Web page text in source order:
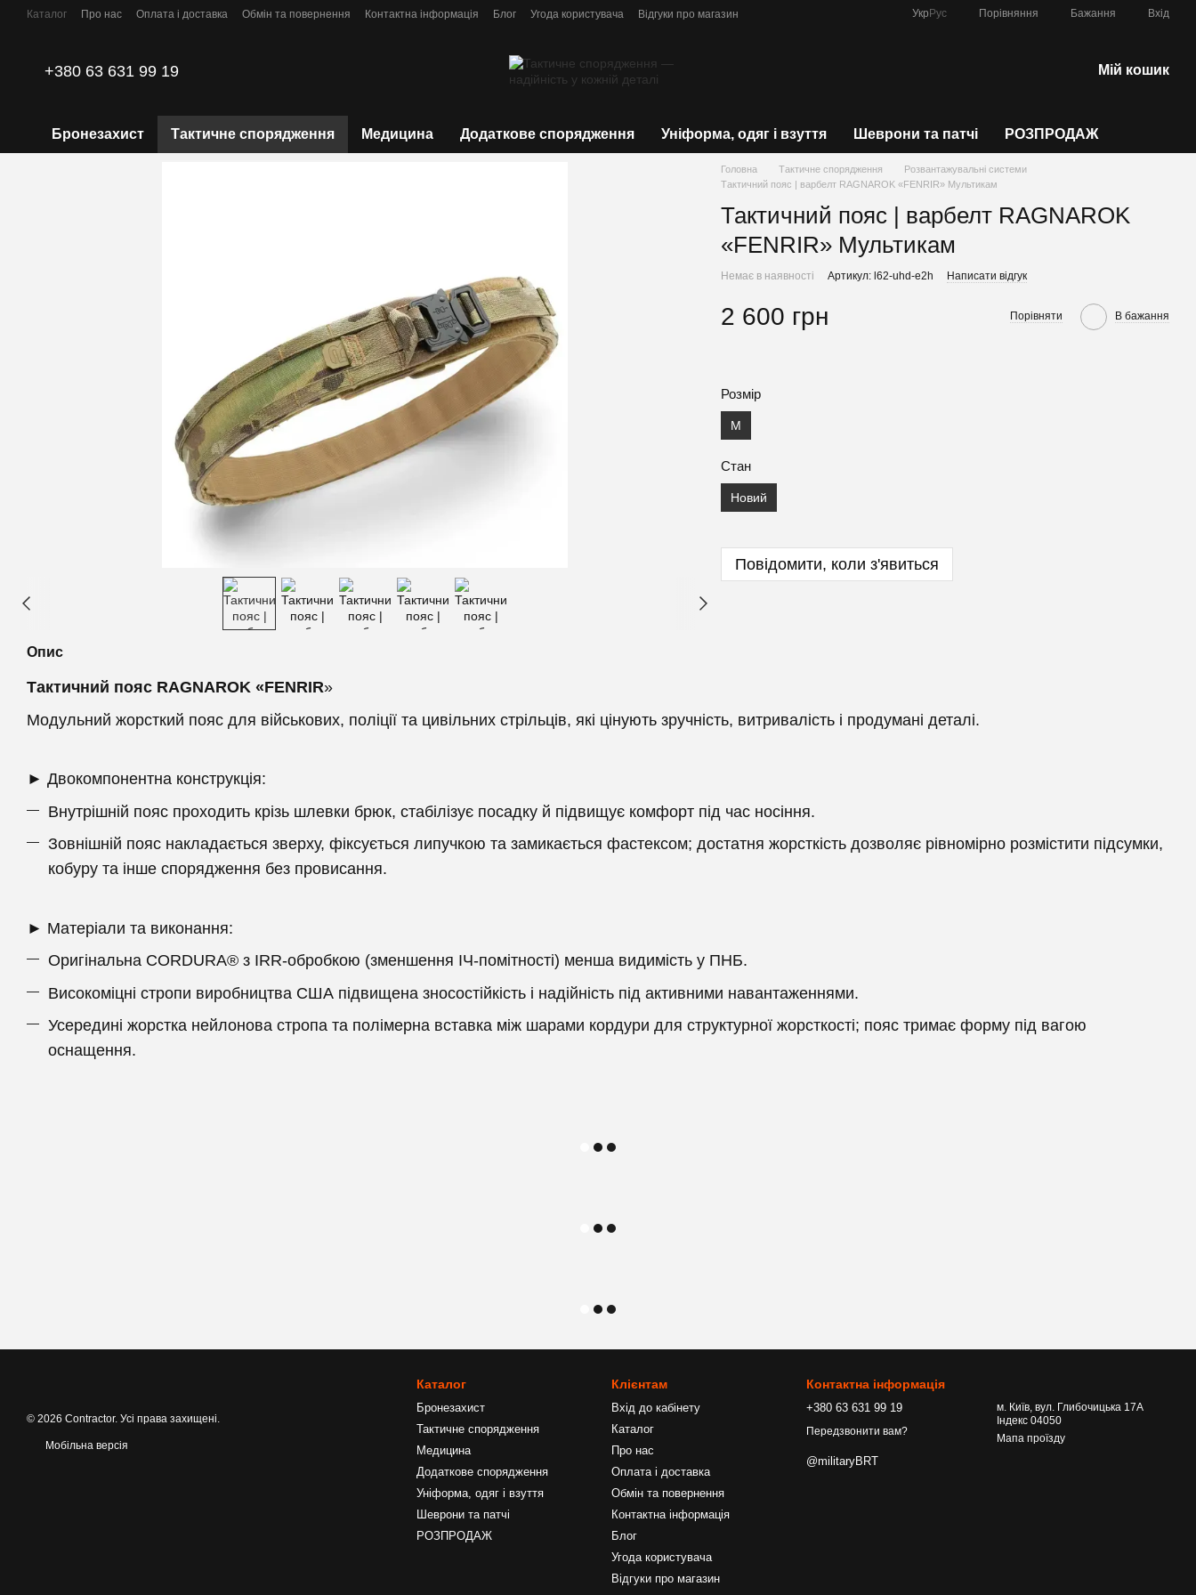
Перейти до основного контенту
Каталог Про нас Оплата і доставка Обмін та повернення Контактна інформація Блог Угода користувача
Відгуки про магазин
Укр Рус Порівняння Бажання Вхід
+380 63 631 99 19 Мій кошик
Бронезахист Тактичне спорядження Медицина Додаткове спорядження Уніформа, одяг і взуття Шеврони та патчі РОЗПРОДАЖ
Головна Тактичне спорядження
Розвантажувальні системи
Тактичний пояс | варбелт RAGNAROK «FENRIR» Мультикам
Тактичний пояс | варбелт RAGNAROK
«FENRIR» Мультикам
Немає в наявності Артикул: l62-uhd-e2h Написати відгук
2 600 грн Порівняти В бажання
Розмір
M
Стан
Новий
Повідомити, коли з'явиться
Опис
Тактичний пояс RAGNAROK «FENRIR»
Модульний жорсткий пояс для військових, поліції та цивільних стрільців, які цінують зручність, витривалість і продумані деталі.
► Двокомпонентна конструкція:
Внутрішній пояс проходить крізь шлевки брюк, стабілізує посадку й підвищує комфорт під час носіння.
Зовнішній пояс накладається зверху, фіксується липучкою та замикається фастексом; достатня жорсткість дозволяє рівномірно розмістити підсумки,
кобуру та інше спорядження без провисання.
► Матеріали та виконання:
Оригінальна CORDURA® з IRR-обробкою (зменшення ІЧ-помітності) менша видимість у ПНБ.
Високоміцні стропи виробництва США підвищена зносостійкість і надійність під активними навантаженнями.
Усередині жорстка нейлонова стропа та полімерна вставка між шарами кордури для структурної жорсткості; пояс тримає форму під вагою
оснащення.
© 2026 Contractor. Усі права захищені.
Мобільна версія
Каталог
Бронезахист
Тактичне спорядження
Медицина
Додаткове спорядження
Уніформа, одяг і взуття
Шеврони та патчі
РОЗПРОДАЖ
Клієнтам
Вхід до кабінету
Каталог
Про нас
Оплата і доставка
Обмін та повернення
Контактна інформація
Блог
Угода користувача
Відгуки про магазин
Контактна інформація
+380 63 631 99 19
Передзвонити вам?
@militaryBRT
м. Київ, вул. Глибочицька 17А
Індекс 04050
Мапа проїзду